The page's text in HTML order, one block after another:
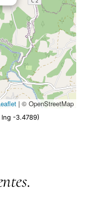
| © OpenStreetMap
lng -3.4789)
.